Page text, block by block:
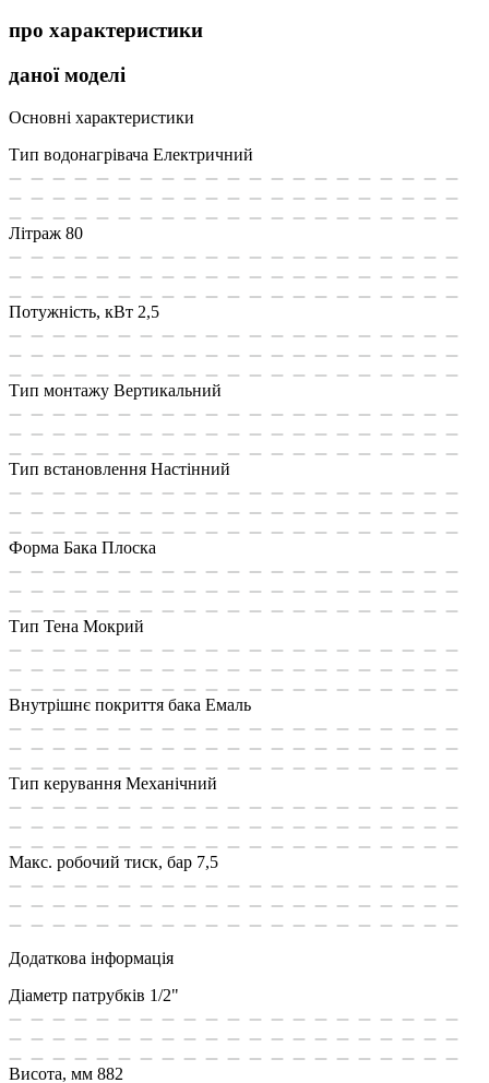
про характеристики
даної моделі
Основні характеристики
Тип водонагрівача Електричний
Літраж 80
Потужність, кВт 2,5
Тип монтажу Вертикальний
Тип встановлення Настінний
Форма Бака Плоска
Тип Тена Мокрий
Внутрішнє покриття бака Емаль
Тип керування Механічний
Макс. робочий тиск, бар 7,5
Додаткова інформація
Діаметр патрубків 1/2"
Висота, мм 882